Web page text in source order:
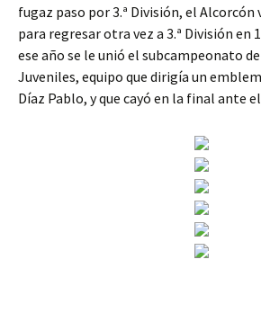
fugaz paso por 3.ª División, el Alcorcón
para regresar otra vez a 3.ª División en
ese año se le unió el subcampeonato
Juveniles, equipo que dirigía un
Díaz Pablo, y que cayó en la final ante